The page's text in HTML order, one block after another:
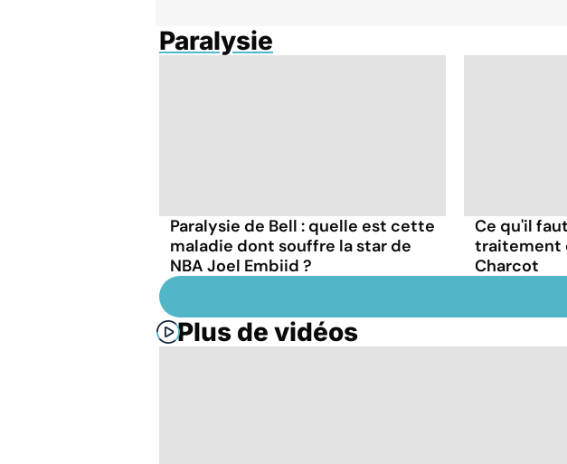
Paralysie
Paralysie de Bell : quelle est cette
maladie dont souffre la star de
NBA Joel Embiid ?
Ce qu'il
traitement
Charcot
Plus de vidéos